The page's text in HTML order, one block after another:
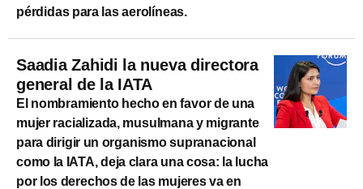
pérdidas para las aerolíneas.
Saadia Zahidi la nueva directora
general de la IATA
El nombramiento hecho en favor de una
mujer racializada, musulmana y migrante
para dirigir un organismo supranacional
como la IATA, deja clara una cosa: la lucha
por los derechos de las mujeres va en